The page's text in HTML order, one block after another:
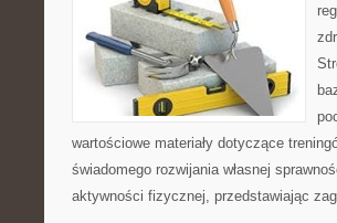
wartościowe materiały dotyczące
świadomego rozwijania własnej
aktywności fizycznej, przedstawiając